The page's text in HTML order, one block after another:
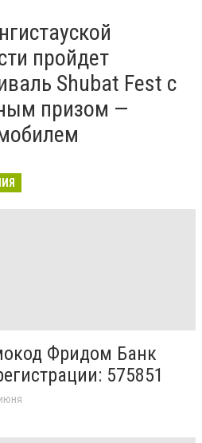
пройдет
Shubat Fest с
призом —
Фридом Банк
575851